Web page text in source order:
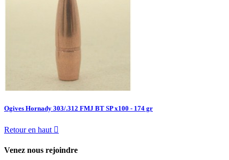
Ogives Hornady 303/.312 FMJ BT SP x100 - 174 gr
Retour en haut 
Venez nous rejoindre